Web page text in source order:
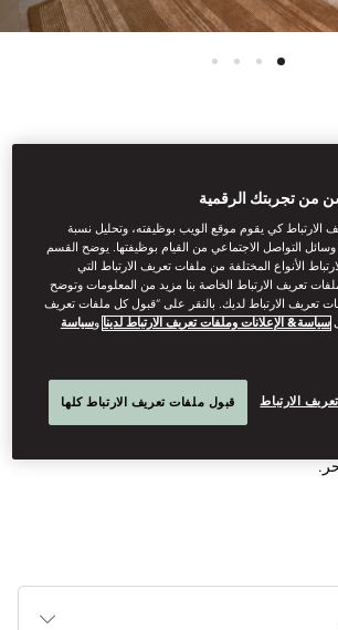
بإطلالة على
نزلاءها ميزة الدخول إلى كلوب لاونج،
تحتوي هذه الأجنحة الرائعة، المصممة بعناية
غرفة نوم كبيرة مفتوحة، ومساحة معيشة
من تجربتك الرقمية
الارتباط كي يقوم موقع الويب بوظيفته، وتحليل نسبة
وسائل التواصل الاجتماعي من القيام بوظيفتها. يوضح القسم
الأنواع المختلفة من ملفات تعريف الارتباط التي
تعريف الارتباط الخاصة بنا مزيد من المعلومات وتوضح
تعريف الارتباط لديك. بالنقر على “قبول كل ملفات تعريف
سياسة& الإعلانات وملفات تعريف الارتباط لدينا وسياسة
الارتباط قبول ملفات تعريف الارتباط كلها